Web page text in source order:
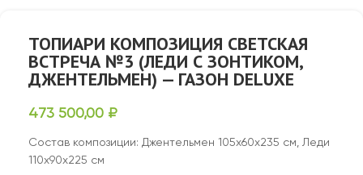
ТОПИАРИ КОМПОЗИЦИЯ СВЕТСКАЯ
ВСТРЕЧА №3 (ЛЕДИ С ЗОНТИКОМ,
ДЖЕНТЕЛЬМЕН) — ГАЗОН DELUXE
473 500,00 ₽
Состав композиции: Джентельмен 105х60х235 см, Леди
110х90х225 см